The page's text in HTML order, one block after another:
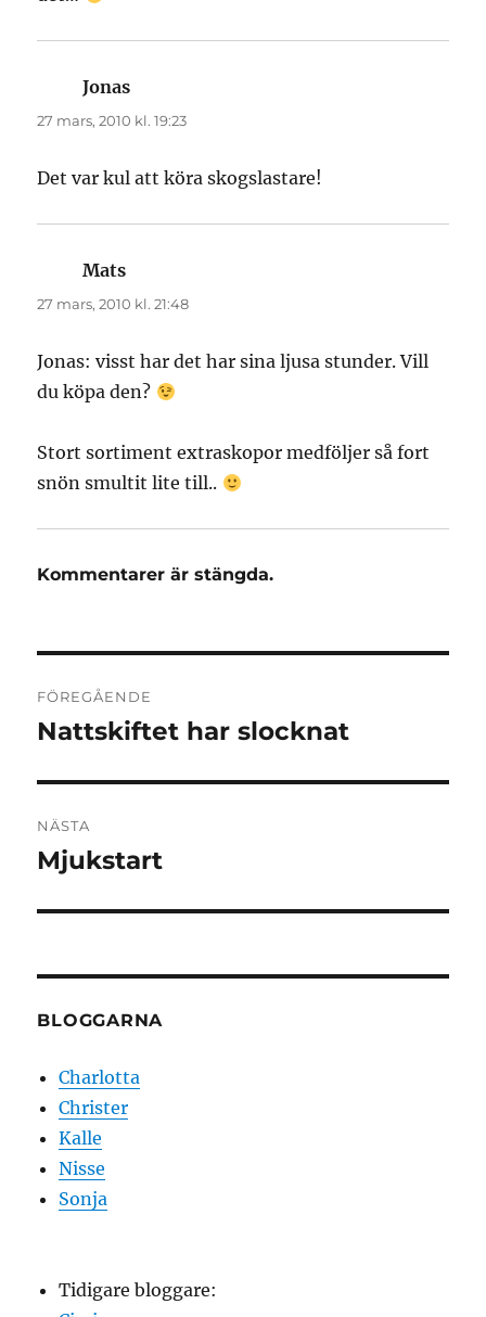
Jonas
27 mars, 2010 kl. 19:23
Det var kul att köra skogslastare!
Mats
27 mars, 2010 kl. 21:48
Jonas: visst har det har sina ljusa stunder. Vill
du köpa den?
Stort sortiment extraskopor medföljer så fort
snön smultit lite till..
Kommentarer är stängda.
FÖREGÅENDE
Föregående
Nattskiftet har slocknat
NÄSTA
Nästa
Mjukstart
BLOGGARNA
Charlotta
Christer
Kalle
Nisse
Sonja
Tidigare bloggare: